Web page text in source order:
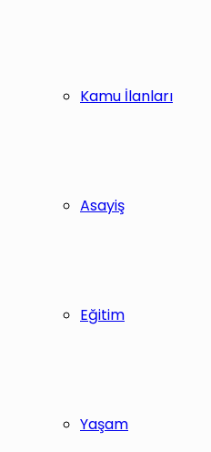
Kamu İlanları
Asayiş
Eğitim
Yaşam